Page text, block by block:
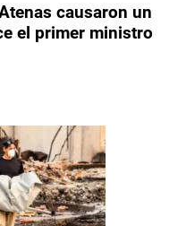
causaron un
el primer ministro